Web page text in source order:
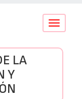
Conmutar
LA
Y